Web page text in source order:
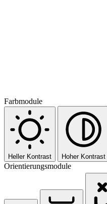
Farbmodule
Heller Kontrast Hoher Kontrast
Orientierungsmodule